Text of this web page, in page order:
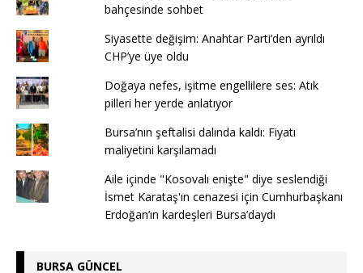
bahçesinde sohbet
Siyasette değişim: Anahtar Parti’den ayrıldı
CHP’ye üye oldu
Doğaya nefes, işitme engellilere ses: Atık
pilleri her yerde anlatıyor
Bursa’nın şeftalisi dalında kaldı: Fiyatı
maliyetini karşılamadı
Aile içinde "Kosovalı enişte" diye seslendiği
İsmet Karataş'ın cenazesi için Cumhurbaşkanı
Erdoğan’ın kardeşleri Bursa’daydı
BURSA GÜNCEL